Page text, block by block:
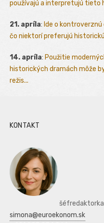
používajú a interpretujú tieto
21. apríla: Ide o
čo niektorí preferujú
14. apríla: Použitie
historických dramách môže
režis...
KONTAKT
šéfredaktorka
simona@euroekonom.sk